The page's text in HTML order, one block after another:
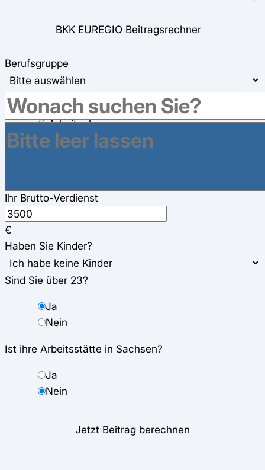
BKK EUREGIO Beitragsrechner
Berufsgruppe
Berufsgruppe
Arbeitnehmer
Selbstständig
Ihr Brutto-Verdienst
€
Haben Sie Kinder?
Sind Sie über 23?
Ja
Nein
Ist ihre Arbeitsstätte in Sachsen?
Ja
Nein
Jetzt Beitrag berechnen